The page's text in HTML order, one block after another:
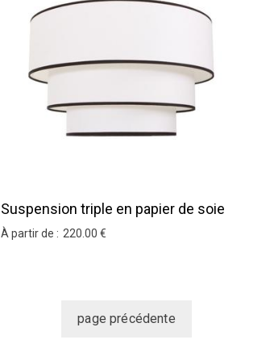
Suspension triple en papier de soie
blanc
À partir de : 220 .00 €